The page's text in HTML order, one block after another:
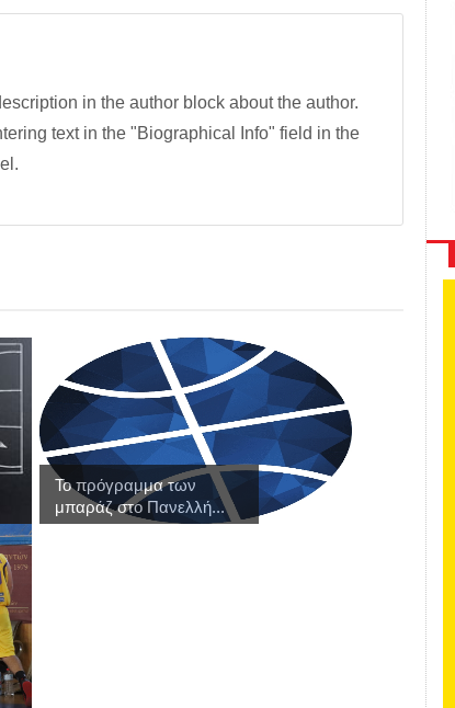
in the author block about the author.
text in the "Biographical Info" field in the
Το πρόγραμμα των
μπαράζ στο Πανελλή...